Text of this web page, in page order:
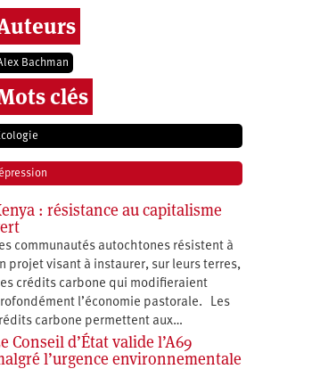
Bachman
clés
: résistance au capitalisme
communautés autochtones résistent à
projet visant à instaurer, sur leurs terres,
crédits carbone qui modifieraient
l’économie pastorale. Les
carbone permettent aux…
Conseil d’État valide l’A69
l’urgence environnementale